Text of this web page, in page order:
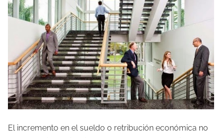
El incremento en el sueldo o retribución económica no